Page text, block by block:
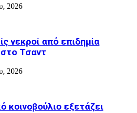
2026
νεκροί από επιδημία
Τσαντ
2026
κοινοβούλιο εξετάζει